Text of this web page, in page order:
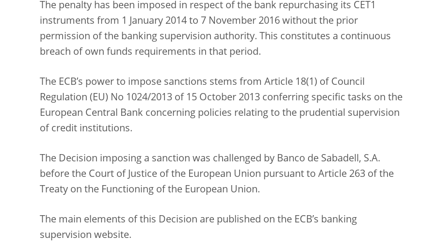
The penalty has been imposed in respect of the bank repurchasing its CET1
instruments from 1 January 2014 to 7 November 2016 without the prior
permission of the banking supervision authority. This constitutes a continuous
breach of own funds requirements in that period.
The ECB’s power to impose sanctions stems from Article 18(1) of Council
Regulation (EU) No 1024/2013 of 15 October 2013 conferring specific tasks on the
European Central Bank concerning policies relating to the prudential supervision
of credit institutions.
The Decision imposing a sanction was challenged by Banco de Sabadell, S.A.
before the Court of Justice of the European Union pursuant to Article 263 of the
Treaty on the Functioning of the European Union.
The main elements of this Decision are published on the ECB’s banking
supervision website.